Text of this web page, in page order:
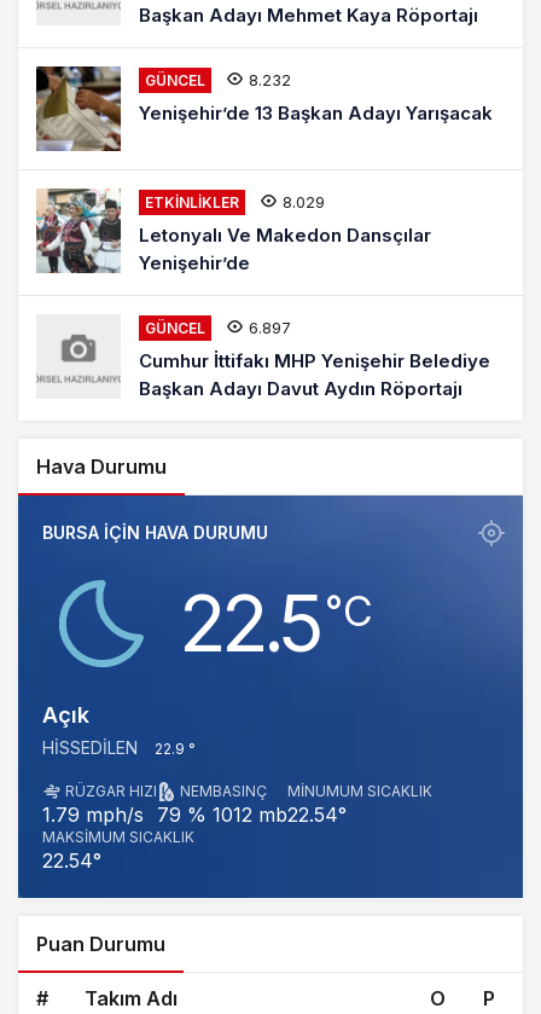
Başkan Adayı Mehmet Kaya Röportajı
GÜNCEL 8.232
Yenişehir’de 13 Başkan Adayı Yarışacak
ETKINLIKLER 8.029
Letonyalı Ve Makedon Dansçılar
Yenişehir’de
GÜNCEL 6.897
Cumhur İttifakı MHP Yenişehir Belediye
Başkan Adayı Davut Aydın Röportajı
Hava Durumu
BURSA IÇIN HAVA DURUMU
22.5‎°C
Açık
HISSEDILEN 22.9 °
RÜZGAR HIZI
1.79 mph/s
NEM
79 %
BASINÇ
1012 mb
MINUMUM SICAKLIK
22.54°
MAKSIMUM SICAKLIK
22.54°
Puan Durumu
# Takım Adı O P